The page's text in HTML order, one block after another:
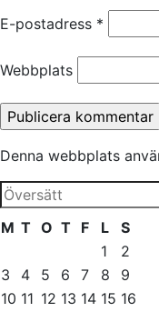
E-postadress *
Webbplats
Denna webbplats
M T O T F L
S
1
2
3
4 5 6 7 8
9
10 11 12 13 14 15 16